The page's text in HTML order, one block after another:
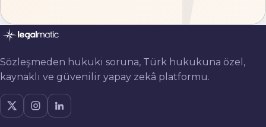
Sözleşmeden hukuki soruna, Türk hukukuna özel,
kaynaklı ve güvenilir yapay zekâ platformu.